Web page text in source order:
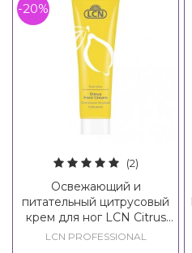
-20%
(2)
Освежающий и
питательный цитрусовый
крем для ног LCN Citrus
Foot Cream
LCN PROFESSIONAL